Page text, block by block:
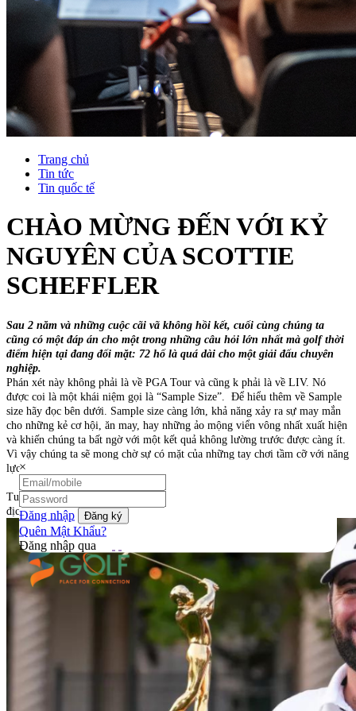
Trang chủ
Tin tức
Tin quốc tế
CHÀO MỪNG ĐẾN VỚI KỶ
NGUYÊN CỦA SCOTTIE
SCHEFFLER
Sau 2 năm và những cuộc cãi vã không hồi kết, cuối cùng chúng ta
cũng có một đáp án cho một trong những câu hỏi lớn nhất mà golf thời
điểm hiện tại đang đối mặt: 72 hố là quá dài cho một giải đấu chuyên
nghiệp.
Phán xét này không phải là về PGA Tour và cũng k phải là về LIV. Nó
được coi là một khái niệm gọi là “Sample Size”. Để hiểu thêm về Sample
size hãy đọc bên dưới. Sample size càng lớn, khả năng xảy ra sự may mắn
cho những kẻ cơ hội, ăn may, hay những ảo mộng viển vông nhất xuất hiện
và khiến chúng ta bất ngờ với một kết quả không lường trước được càng ít.
Vì vậy chúng ta sẽ mong chờ sự có mặt của những tay chơi tầm cỡ với năng
lực đặc biệt, mà quên đi yếu tố cốt lõi của các cuộc thi.
Tuy nhiên, có một người chơi cho rằng 72 lỗ là hoàn hảo. Đó là nhà vô
địch Players. Đó là Scottie Scheffler.
×
Đăng nhập
Quên Mật Khẩu?
Đăng nhập qua